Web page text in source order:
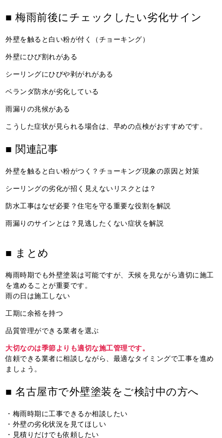
■ 梅雨前後にチェックしたい劣化サイン
外壁を触ると白い粉が付く（チョーキング）
外壁にひび割れがある
シーリングにひびや剥がれがある
ベランダ防水が劣化している
雨漏りの兆候がある
こうした症状が見られる場合は、早めの点検がおすすめです。
■ 関連記事
外壁を触ると白い粉がつく？チョーキング現象の原因と対策
シーリングの劣化が招く見えないリスクとは？
防水工事はなぜ必要？住宅を守る重要な役割を解説
雨漏りのサインとは？見逃したくない症状を解説
■ まとめ
梅雨時期でも外壁塗装は可能ですが、天候を見ながら適切に施工
を進めることが重要です。
雨の日は施工しない
工期に余裕を持つ
品質管理ができる業者を選ぶ
大切なのは季節よりも適切な施工管理です。
信頼できる業者に相談しながら、最適なタイミングで工事を進め
ましょう。
■ 名古屋市で外壁塗装をご検討中の方へ
・梅雨時期に工事できるか相談したい
・外壁の劣化状況を見てほしい
・見積りだけでも依頼したい